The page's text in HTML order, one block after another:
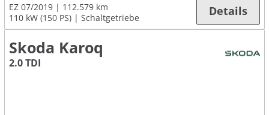
EZ 07/2019
112.579 km
110 kW (150 PS)
Schaltgetriebe Details
Skoda Karoq
2.0 TDI